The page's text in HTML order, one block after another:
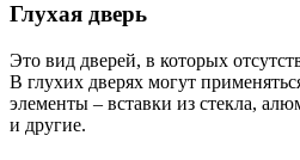
Глухая дверь
Это вид дверей, в которых
В глухих дверях могут
элементы – вставки из стекла,
и другие.